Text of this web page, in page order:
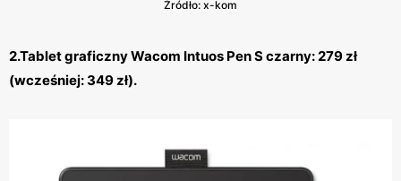
Źródło: x-kom
2.Tablet graficzny Wacom Intuos Pen S czarny: 279 zł
(wcześniej: 349 zł).